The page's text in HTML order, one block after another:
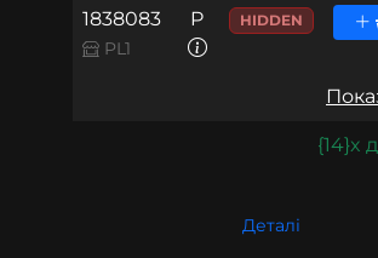
1838083
PL1
P HIDDEN
{14}x
Деталі